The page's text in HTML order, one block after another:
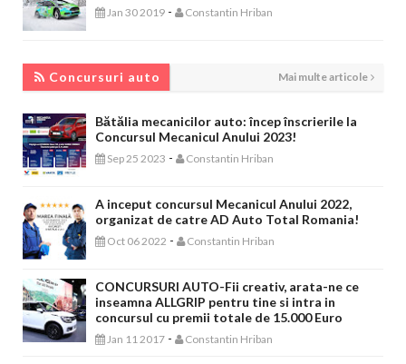
Jan 30 2019 - Constantin Hriban
Concursuri auto Mai multe articole
Bătălia mecanicilor auto: încep înscrierile la
Concursul Mecanicul Anului 2023!
Sep 25 2023 - Constantin Hriban
A inceput concursul Mecanicul Anului 2022,
organizat de catre AD Auto Total Romania!
Oct 06 2022 - Constantin Hriban
CONCURSURI AUTO-Fii creativ, arata-ne ce
inseamna ALLGRIP pentru tine si intra in
concursul cu premii totale de 15.000 Euro
Jan 11 2017 - Constantin Hriban